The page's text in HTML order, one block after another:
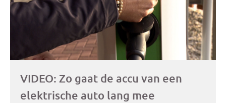
VIDEO: Zo gaat de accu van een
elektrische auto lang mee